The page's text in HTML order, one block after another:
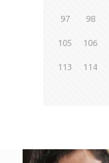
97 98
105 106
113 114